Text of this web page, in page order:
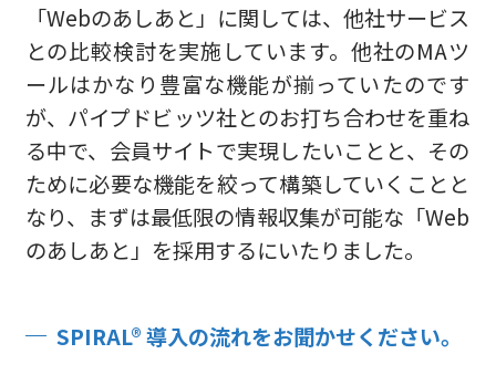
「Webのあしあと」に関しては、他社サービス
との比較検討を実施しています。他社のMAツ
ールはかなり豊富な機能が揃っていたのです
が、パイプドビッツ社とのお打ち合わせを重ね
る中で、会員サイトで実現したいことと、その
ために必要な機能を絞って構築していくことと
なり、まずは最低限の情報収集が可能な「Web
のあしあと」を採用するにいたりました。
SPIRAL® 導入の流れをお聞かせください。